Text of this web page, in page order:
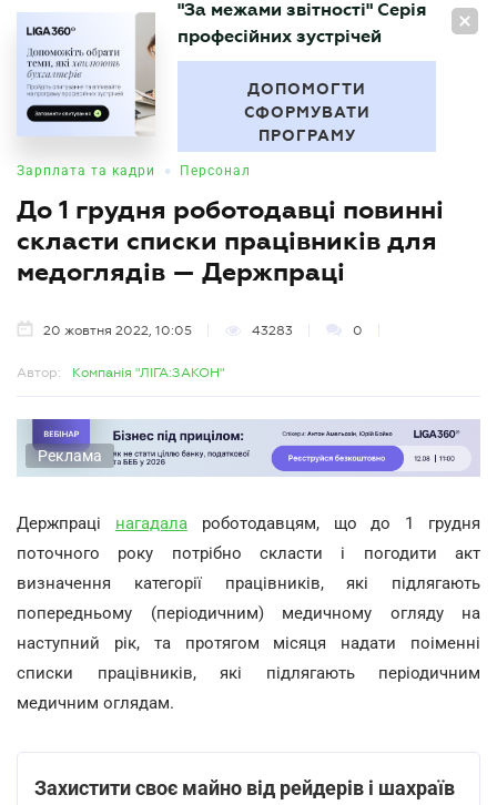
БУХГАЛТЕР
"За межами звітності" Серія
професійних зустрічей
ДОПОМОГТИ
СФОРМУВАТИ
ПРОГРАМУ
Зарплата та кадри • Персонал
До 1 грудня роботодавці повинні
скласти списки працівників для
медоглядів — Держпраці
20 жовтня 2022, 10:05 43283 0
Автор: Компанія "ЛІГА:ЗАКОН"
Реклама
Держпраці нагадалароботодавцям, що до 1 грудня
поточного року потрібно скласти і погодити акт
визначення категорії працівників, які підлягають
попередньому (періодичним) медичному огляду на
наступний рік, та протягом місяця надати поіменні
списки працівників, які підлягають періодичним
медичним оглядам.
Захистити своє майно від рейдерів і шахраїв